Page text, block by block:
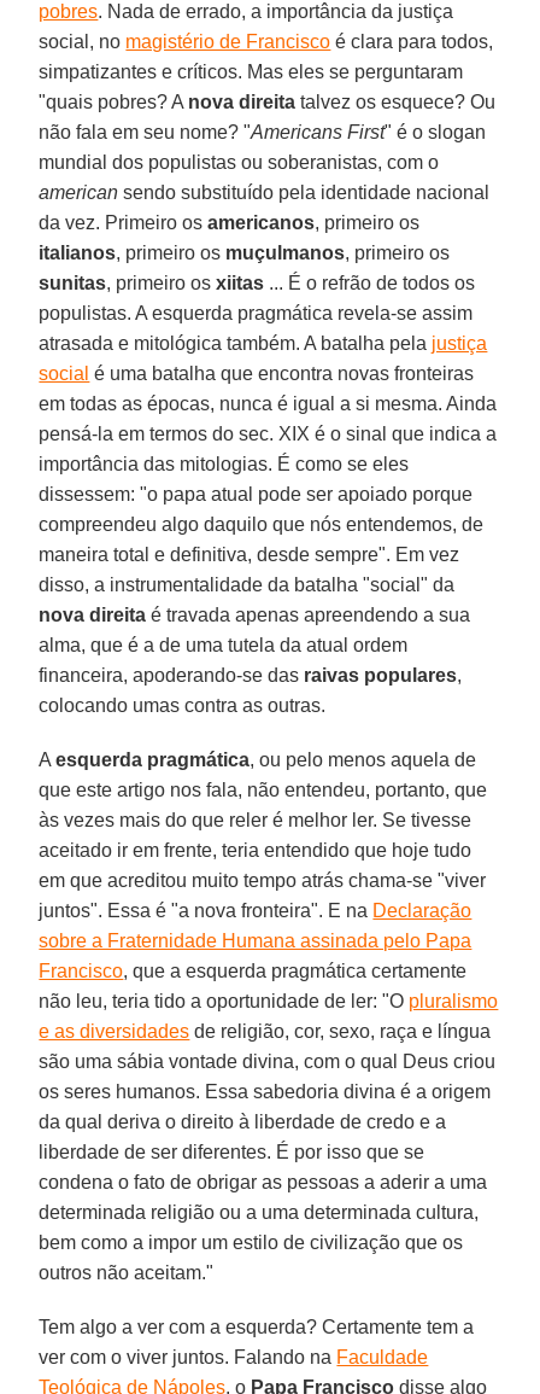
pobres. Nada de errado, a importância da justiça
social, no magistério de Francisco é clara para todos,
simpatizantes e críticos. Mas eles se perguntaram
"quais pobres? A nova direita talvez os esquece? Ou
não fala em seu nome? "Americans First" é o slogan
mundial dos populistas ou soberanistas, com o
american sendo substituído pela identidade nacional
da vez. Primeiro osamericanos, primeiro os
italianos, primeiro os muçulmanos, primeiro os
sunitas, primeiro osxiitas ... É o refrão de todos os
populistas. A esquerda pragmática revela-se assim
atrasada e mitológica também. A batalha pela justiça
social é uma batalha que encontra novas fronteiras
em todas as épocas, nunca é igual a si mesma. Ainda
pensá-la em termos do sec. XIX é o sinal que indica a
importância das mitologias. É como se eles
dissessem: "o papa atual pode ser apoiado porque
compreendeu algo daquilo que nós entendemos, de
maneira total e definitiva, desde sempre". Em vez
disso, a instrumentalidade da batalha "social" da
nova direita é travada apenas apreendendo a sua
alma, que é a de uma tutela da atual ordem
financeira, apoderando-se das raivas populares,
colocando umas contra as outras.
Aesquerda pragmática, ou pelo menos aquela de
que este artigo nos fala, não entendeu, portanto, que
às vezes mais do que reler é melhor ler. Se tivesse
aceitado ir em frente, teria entendido que hoje tudo
em que acreditou muito tempo atrás chama-se "viver
juntos". Essa é "a nova fronteira". E na Declaração
sobre a Fraternidade Humana assinada pelo Papa
Francisco, que a esquerda pragmática certamente
não leu, teria tido a oportunidade de ler: "O pluralismo
e as diversidades de religião, cor, sexo, raça e língua
são uma sábia vontade divina, com o qual Deus criou
os seres humanos. Essa sabedoria divina é a origem
da qual deriva o direito à liberdade de credo e a
liberdade de ser diferentes. É por isso que se
condena o fato de obrigar as pessoas a aderir a uma
determinada religião ou a uma determinada cultura,
bem como a impor um estilo de civilização que os
outros não aceitam."
Tem algo a ver com a esquerda? Certamente tem a
ver com o viver juntos. Falando na Faculdade
Teológica de Nápoles, o Papa Francisco disse algo